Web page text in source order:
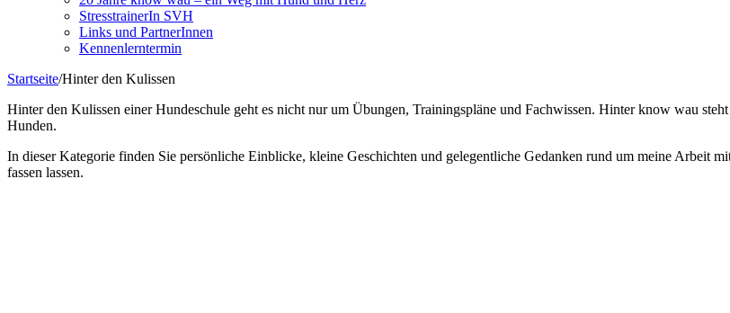
StresstrainerIn SVH
Links und PartnerInnen
Kennenlerntermin
Startseite/Hinter den Kulissen
Hinter den Kulissen einer Hundeschule geht es nicht nur um Übungen, Trainingspläne und Fachwissen. Hinter know wau
Hunden.
In dieser Kategorie finden Sie persönliche Einblicke, kleine Geschichten und gelegentliche Gedanken rund um meine Arbeit
fassen lassen.